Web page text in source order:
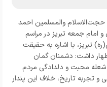
حجت‌الاسلام والمسلمین احمد
امام جمعه تبریز در مراسم
تبریز، با اشاره به حقیقت
داشت: دشمنان گمان
محبت و دلدادگی مردم
تجربه تاریخ، خلاف این پندار